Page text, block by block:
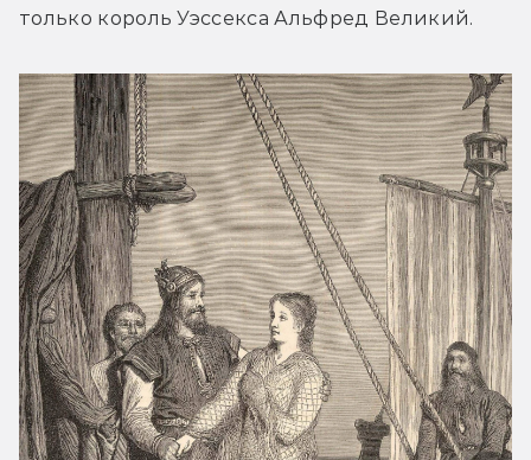
только король Уэссекса Альфред Великий.